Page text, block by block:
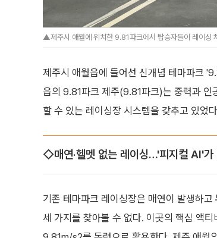
▲제주시 애월에 위치한 9.81파크에서 탑승자들이 레이싱
제주시 애월읍에 들어선 신개념 테마파크
읍의 9.81파크 제주(9.81파크)는 중력과
할 수 있는 레이싱장 시스템을 갖추고 있었
◇매연·헬멧 없는 레이싱…'피지컬 AI'가
기존 테마파크 레이싱장은 매연이 발생하
세 가지를 찾아볼 수 없다. 이곳의 핵심 액티